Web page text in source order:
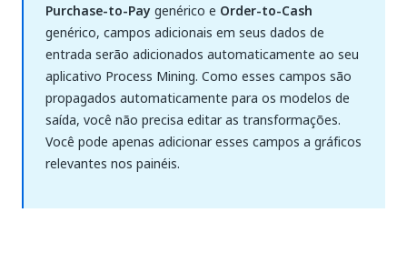
Purchase-to-Paygenérico e Order-to-Cash
genérico, campos adicionais em seus dados de
entrada serão adicionados automaticamente ao seu
aplicativo Process Mining. Como esses campos são
propagados automaticamente para os modelos de
saída, você não precisa editar as transformações.
Você pode apenas adicionar esses campos a gráficos
relevantes nos painéis.